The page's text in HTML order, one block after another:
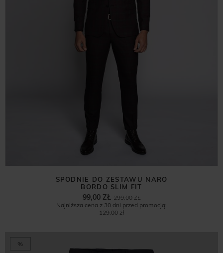
SPODNIE DO ZESTAWU NARO
BORDO SLIM FIT
299,00 ZŁ
99,00 ZŁ
Najniższa cena z 30 dni przed promocją:
129,00 zł
%